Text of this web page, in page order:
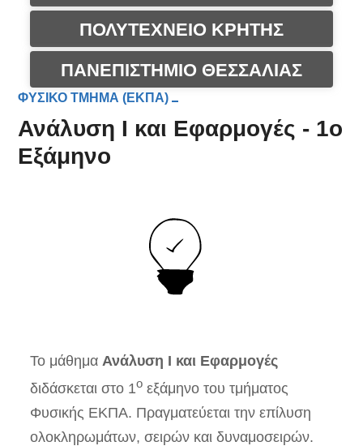
ΠΟΛΥΤΕΧΝΕΙΟ ΚΡΗΤΗΣ
ΠΑΝΕΠΙΣΤΗΜΙΟ ΘΕΣΣΑΛΙΑΣ
ΦΥΣΙΚΟ ΤΜΗΜΑ (ΕΚΠΑ)
Ανάλυση I και Εφαρμογές - 1ο
Εξάμηνο
Το μάθημαΑνάλυση Ι και Εφαρμογές
διδάσκεται στο 1ο εξάμηνο του τμήματος
Φυσικής ΕΚΠΑ. Πραγματεύεται την επίλυση
ολοκληρωμάτων, σειρών και δυναμοσειρών.